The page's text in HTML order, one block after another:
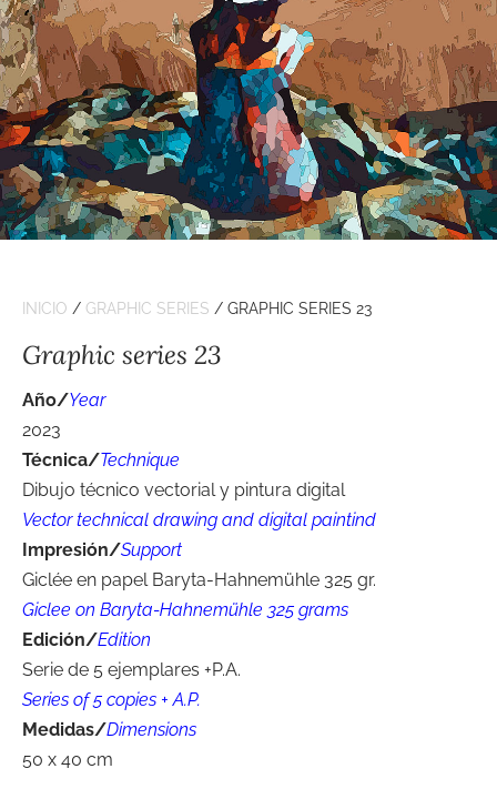
INICIO / GRAPHIC SERIES / GRAPHIC SERIES 23
Graphic series 23
Año/Year
2023
Técnica/Technique
Dibujo técnico vectorial y pintura digital
Vector technical drawing and digital paintind
Impresión/Support
Giclée en papel Baryta-Hahnemühle 325 gr.
Giclee on Baryta-Hahnemühle 325 grams
Edición/Edition
Serie de 5 ejemplares +P.A.
Series of 5 copies + A.P.
Medidas/Dimensions
50 x 40 cm